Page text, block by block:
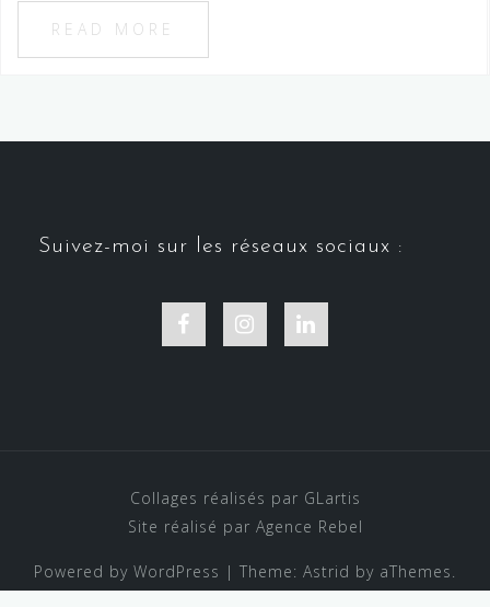
READ MORE
Suivez-moi sur les réseaux sociaux :
Facebook Instagram
Collages réalisés par GLartis
Site réalisé par Agence Rebel
Powered by WordPress | Theme: Astrid by aThemes.